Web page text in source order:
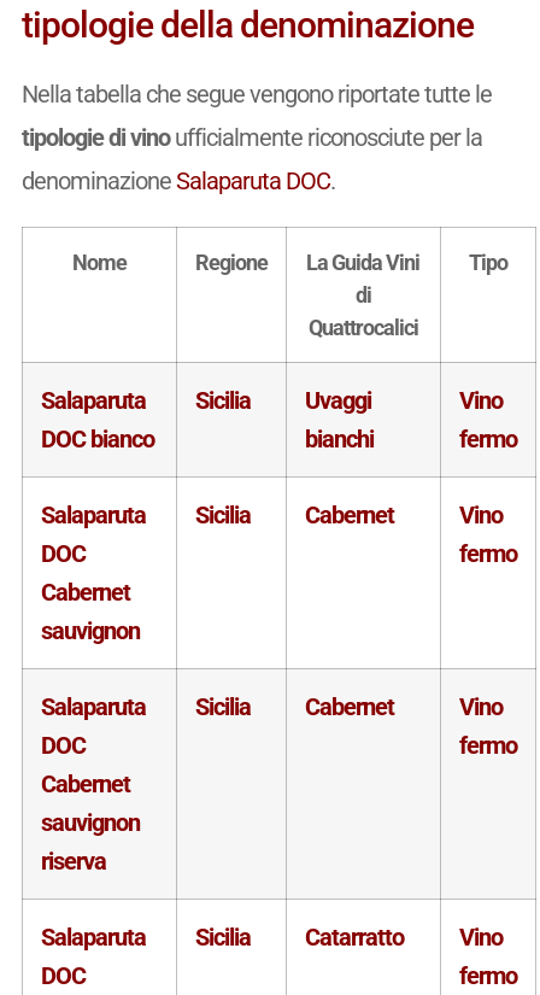
tipologie della denominazione
Nella tabella che segue vengono riportate tutte le
tipologie di vinoufficialmente riconosciute per la
denominazioneSalaparuta DOC.
Nome Regione
La Guida Vini
di
Quattrocalici
Tipo
Salaparuta
DOC bianco
Sicilia
Uvaggi
bianchi
Vino
fermo
Salaparuta
DOC
Cabernet
sauvignon
Sicilia Cabernet
Vino
fermo
Salaparuta
DOC
Cabernet
sauvignon
riserva
Sicilia Cabernet
Vino
fermo
Salaparuta
DOC
Sicilia Catarratto
Vino
fermo